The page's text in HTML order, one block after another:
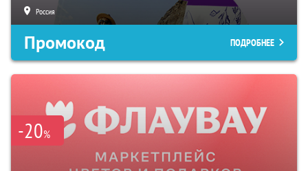
Россия
Промокод ПОДРОБНЕЕ
-20%